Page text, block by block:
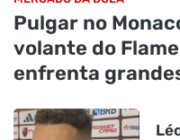
Pulgar no
volante do
enfrenta